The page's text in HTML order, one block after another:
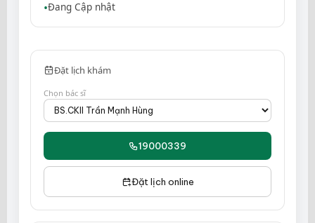
Đang Cập nhật
Đặt lịch khám
Chọn bác sĩ
19000339
Đặt lịch online